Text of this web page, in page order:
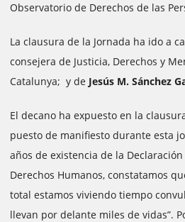
Observatorio de Derechos de las
La clausura de la Jornada ha ido a
consejera de Justicia, Derechos y
Catalunya; y de Jesús M. Sánchez
El decano ha expuesto en la
puesto de manifiesto durante esta
años de existencia de la
Derechos Humanos, constatamos
total estamos viviendo tiempo
llevan por delante miles de vidas”.